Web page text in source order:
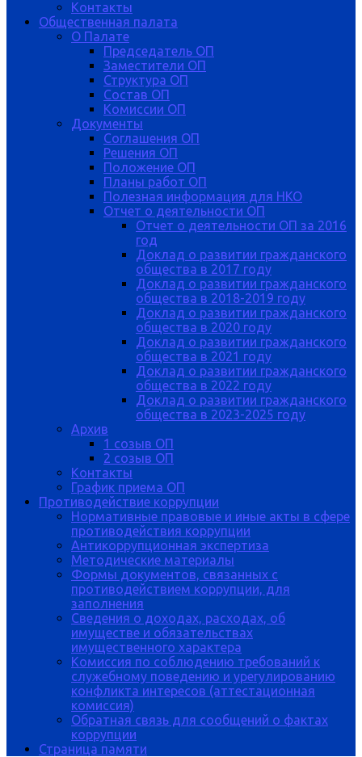
Контакты
Общественная палата
О Палате
Председатель ОП
Заместители ОП
Структура ОП
Состав ОП
Комиссии ОП
Документы
Соглашения ОП
Решения ОП
Положение ОП
Планы работ ОП
Полезная информация для НКО
Отчет о деятельности ОП
Отчет о деятельности ОП за 2016
год
Доклад о развитии гражданского
общества в 2017 году
Доклад о развитии гражданского
общества в 2018-2019 году
Доклад о развитии гражданского
общества в 2020 году
Доклад о развитии гражданского
общества в 2021 году
Доклад о развитии гражданского
общества в 2022 году
Доклад о развитии гражданского
общества в 2023-2025 году
Архив
1 созыв ОП
2 созыв ОП
Контакты
График приема ОП
Противодействие коррупции
Нормативные правовые и иные акты в сфере
противодействия коррупции
Антикоррупционная экспертиза
Методические материалы
Формы документов, связанных с
противодействием коррупции, для
заполнения
Сведения о доходах, расходах, об
имуществе и обязательствах
имущественного характера
Комиссия по соблюдению требований к
служебному поведению и урегулированию
конфликта интересов (аттестационная
комиссия)
Обратная связь для сообщений о фактах
коррупции
Страница памяти